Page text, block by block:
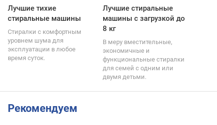
Лучшие тихие
стиральные машины
Стиралки с комфортным
уровнем шума для
эксплуатации в любое
время суток.
Лучшие стиральные
машины с загрузкой до
8 кг
В меру вместительные,
экономичные и
функциональные стиралки
для семей с одним или
двумя детьми.
Рекомендуем